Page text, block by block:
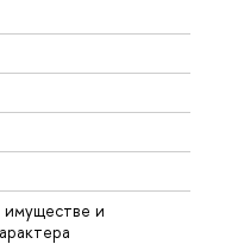
и